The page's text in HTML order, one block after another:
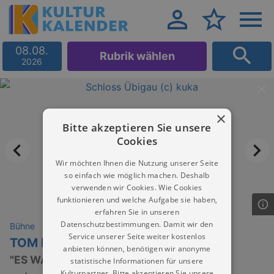
08.08.
2026 Rubrik wählen
Bühne
TOM PAULS
"ES WAR ÄMAL ..."
×
Bitte akzeptieren Sie unsere
Cookies
Wir möchten Ihnen die Nutzung unserer Seite
so einfach wie möglich machen. Deshalb
verwenden wir Cookies. Wie Cookies
funktionieren und welche Aufgabe sie haben,
erfahren Sie in unseren
Datenschutzbestimmungen. Damit wir den
Service unserer Seite weiter kostenlos
anbieten können, benötigen wir anonyme
statistische Informationen für unsere